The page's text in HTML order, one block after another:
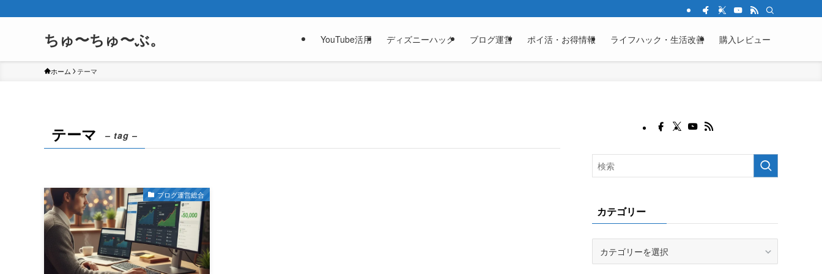
ちゅ〜ちゅ〜ぶ。 YouTube活用 ディズニーハック ブログ運営 ポイ活・お得情報 ライフハック・生活改善 購入レビュー
ホーム テーマ
テーマ – tag –
ブログ運営総合
カテゴリー